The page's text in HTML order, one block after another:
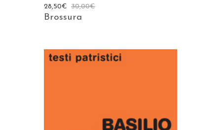
30,00€
28,50€
Brossura